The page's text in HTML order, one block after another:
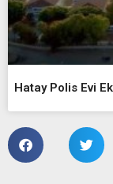
Hatay Polis Evi